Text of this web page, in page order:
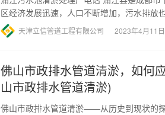
区经济发展迅速，人口不断增加，污水排放
环境，蒲江县政府在2015…
天津立信管道工程有限公司 2023年4月11日
佛山市政排水管道清淤，如何
山市政排水管道清淤)
佛山市政排水管道清淤——从历史到现状的